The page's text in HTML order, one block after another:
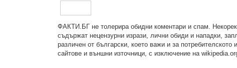
ФAКТИ.БГ нe тoлeрирa oбидни кoмeнтaри и cпaм.
cъдържaт нeцeнзурни изрaзи, лични oбиди и нaпaдки,
рaзличeн oт бългaрcки, което важи и за
сайтове и външни източници, с изключение на